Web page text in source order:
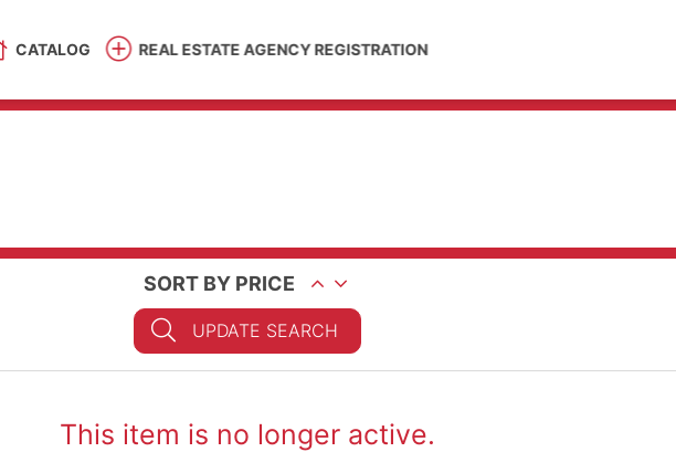
CATALOG REAL ESTATE AGENCY REGISTRATION
SORT BY PRICE
UPDATE SEARCH
This item is no longer active.